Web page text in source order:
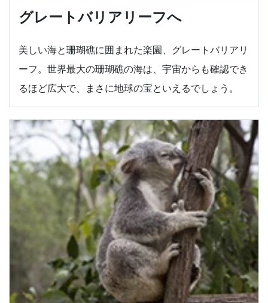
グレートバリアリーフへ
美しい海と珊瑚礁に囲まれた楽園、グレートバリアリ
ーフ。世界最大の珊瑚礁の海は、宇宙からも確認でき
るほど広大で、まさに地球の宝といえるでしょう。